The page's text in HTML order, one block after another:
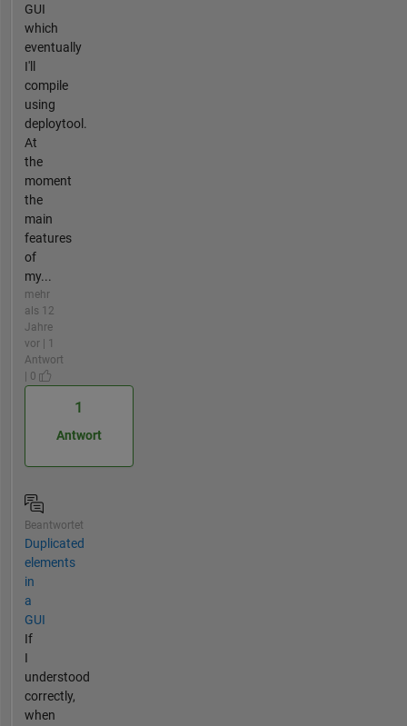
GUI
which
eventually
I'll
compile
using
deploytool.
At
the
moment
the
main
features
of
my...
mehr
als 12
Jahre
vor | 1
Antwort
| 0
1
Antwort
Beantwortet
Duplicated
elements
in
a
GUI
If
I
understood
correctly,
when